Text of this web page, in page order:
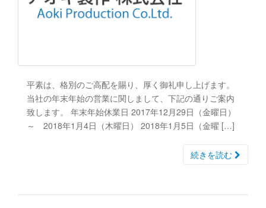
平素は、格別のご高配を賜り、厚く御礼申し上げます。
当社の年末年始の営業に関しまして、下記の通りご案内
致します。 年末年始休業日 2017年12月29日（金曜日）
～ 2018年1月4日（木曜日） 2018年1月5日（金曜 […]
続きを読む